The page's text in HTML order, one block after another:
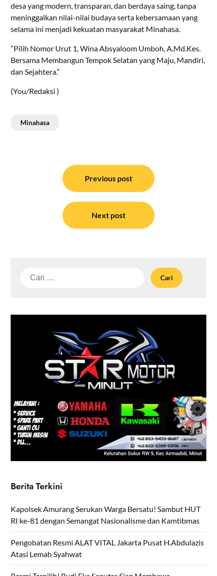
desa yang modern, transparan, dan berdaya saing, tanpa
meninggalkan nilai-nilai budaya serta kebersamaan yang
selama ini menjadi kekuatan masyarakat Minahasa.
“Pilih Nomor Urut 1, Wina Absyaloom Umboh, A.Md.Kes.
Bersama Membangun Tempok Selatan yang Maju, Mandiri,
dan Sejahtera.”
(You/Redaksi )
Minahasa
Previous post
Next post
Cari
Berita Terkini
Kapolsek Amurang Serukan Warga Bersatu! Sambut HUT
RI ke-81 dengan Semangat Nasionalisme dan Kamtibmas
Pengobatan Resmi ALAT VITAL Jakarta Pusat H.Abdulazis
Atasi Lemah Syahwat